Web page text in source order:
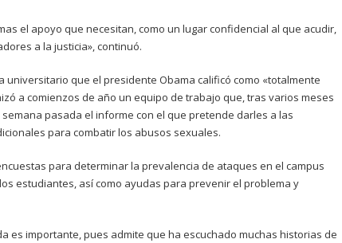
el apoyo que necesitan, como un lugar confidencial al que acudir,
a la justicia», continuó.
universitario que el presidente Obama calificó como «totalmente
a comienzos de año un equipo de trabajo que, tras varios meses
pasada el informe con el que pretende darles a las
para combatir los abusos sexuales.
para determinar la prevalencia de ataques en el campus
estudiantes, así como ayudas para prevenir el problema y
es importante, pues admite que ha escuchado muchas historias de